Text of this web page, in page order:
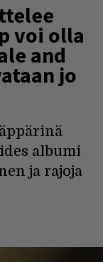
voi olla
and
jo
albumi
ja rajoja